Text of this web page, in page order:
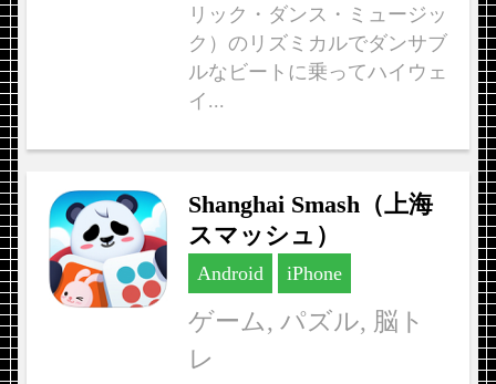
リック・ダンス・ミュージッ
ク）のリズミカルでダンサブ
ルなビートに乗ってハイウェ
イ...
Shanghai Smash（上海
スマッシュ）
Android iPhone
ゲーム, パズル, 脳ト
レ